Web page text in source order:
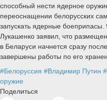
способный нести ядерное
переоснащении белорусских
запускать ядерные
Лукашенко заявил, что
в Беларуси начнется сразу
завершены работы по его
#Белоруссия #Владимир Путин
оружие
Поделиться